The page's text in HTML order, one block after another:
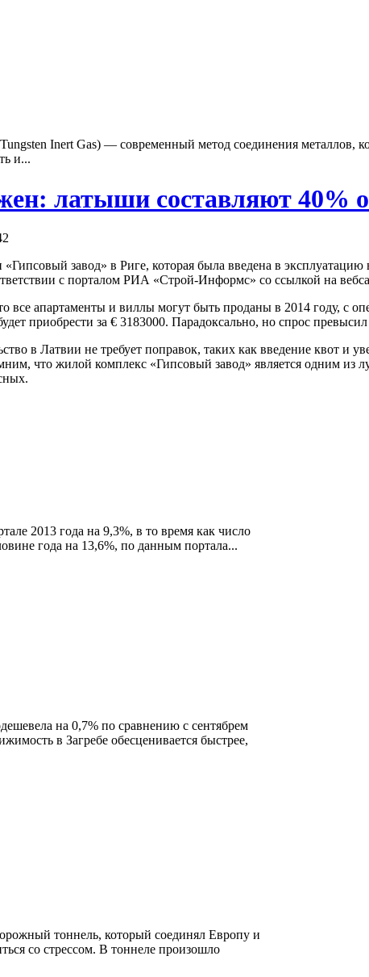
Inert Gas) — современный метод соединения металлов,
и...
латыши составляют 40%
завод» в Риге, которая была введена в
с порталом РИА «Строй-Информс» со ссылкой на
все апартаменты и виллы могут быть проданы в 2014 году, с
приобрести за € 3183000. Парадоксально, но спрос
в Латвии не требует поправок, таких как введение квот
что жилой комплекс «Гипсовый завод» является одним из
2013 года на 9,3%, в то время как число
года на 13,6%, по данным портала...
на 0,7% по сравнению с сентябрем
в Загребе обесценивается быстрее,
тоннель, который соединял Европу и
со стрессом. В тоннеле произошло